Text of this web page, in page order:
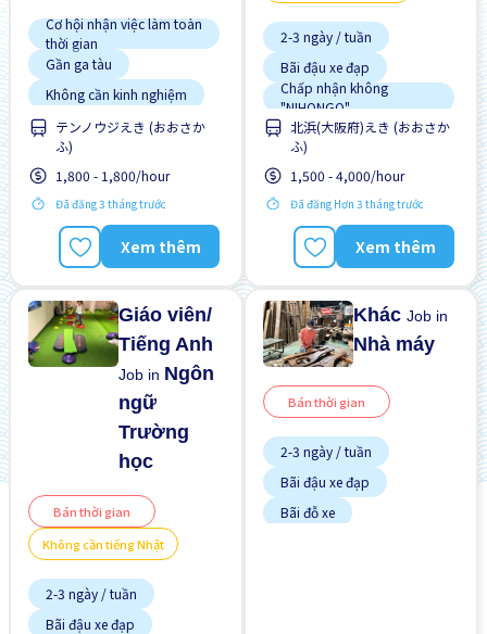
Cơ hội nhận việc làm toàn
thời gian
Gần ga tàu
Không cần kinh nghiệm
Ưu tiên có visa học sinh
Ưu tiên nữ giới
テンノウジえき (おおさか
ふ)
1,800 - 1,800/hour
Đã đăng 3 tháng trước
Xem thêm
2-3 ngày / tuần
Bãi đậu xe đạp
Chấp nhận không
"NIHONGO"
Chuyển đổi WKND
Cơ hội lương cao
Cơ hội thăng tiến
Giao dịch đã thanh toán
Hướng dẫn đào tạo dành
北浜(大阪府)えき (おおさか
ふ)
1,500 - 4,000/hour
Đã đăng Hơn 3 tháng trước
Xem thêm
Giáo viên/
Tiếng Anh
Job in Ngôn
ngữ
Trường
học
Bán thời gian
Không cần tiếng Nhật
2-3 ngày / tuần
Bãi đậu xe đạp
KhácJob in
Nhà máy
Bán thời gian
2-3 ngày / tuần
Bãi đậu xe đạp
Bãi đỗ xe